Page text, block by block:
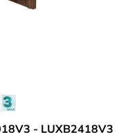
- LUXB2418V3